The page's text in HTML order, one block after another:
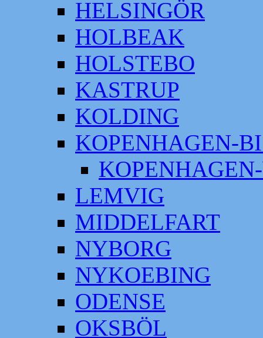
HELSINGÖR
HOLBEAK
HOLSTEBO
KASTRUP
KOLDING
KOPENHAGEN-
LEMVIG
MIDDELFART
NYBORG
NYKOEBING
ODENSE
OKSBÖL